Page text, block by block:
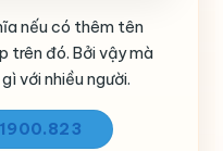
nếu có thêm tên
trên đó. Bởi vậy mà
với nhiều người.